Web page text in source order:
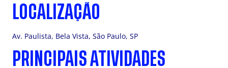
LOCALIZAÇÃO
Av. Paulista, Bela Vista, São Paulo, SP
PRINCIPAIS ATIVIDADES